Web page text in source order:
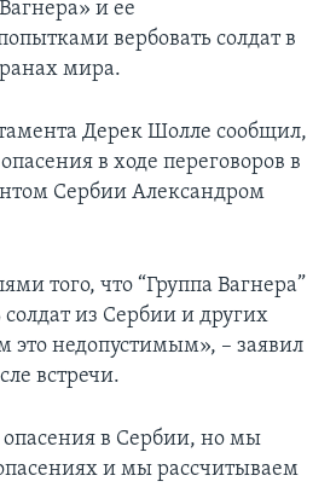
и ее
вербовать солдат в
мира.
Дерек Шолле сообщил,
в ходе переговоров в
Сербии Александром
того, что “Группа Вагнера”
солдат из Сербии и других
это недопустимым», – заявил
встречи.
опасения в Сербии, но мы
и мы рассчитываем